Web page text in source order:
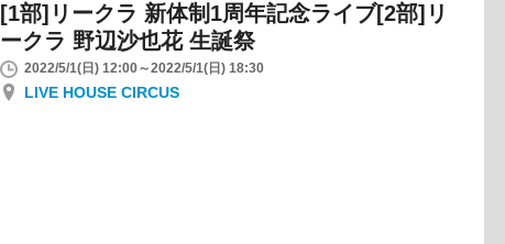
[1部]リークラ 新体制1周年記念ライブ[2部]リ
ークラ 野辺沙也花 生誕祭
2022/5/1(日) 12:00～2022/5/1(日) 18:30
LIVE HOUSE CIRCUS